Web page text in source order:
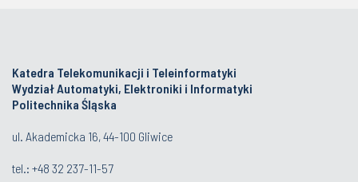
Katedra Telekomunikacji i Teleinformatyki
Wydział Automatyki, Elektroniki i Informatyki
Politechnika Śląska
ul. Akademicka 16, 44-100 Gliwice
tel.: +48 32 237-11-57